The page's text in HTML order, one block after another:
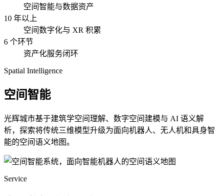
空间智能与数据资产
10 年以上
空间数字化与 XR 积累
6 个环节
资产化服务闭环
Spatial Intelligence
空间智能
光辉城市基于建筑学空间理解、数字空间建模与 AI 语义解
析，探索将传统三维模型升级为面向机器人、无人机和具身智
能的空间语义地图。
Service